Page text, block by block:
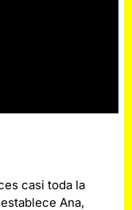
casi toda la
Ana,